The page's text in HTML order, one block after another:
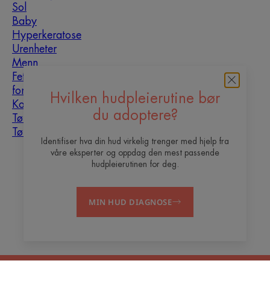
Hvilken hudpleierutine bør
du adoptere?
Identifiser hva din hud virkelig trenger med hjelp fra
våre eksperter og oppdag den mest passende
hudpleierutinen for deg.
MIN HUD DIAGNOSE
Sol
Baby
Hyperkeratose
Urenheter
Menn
Fet hud som er utsatt
for urenheter
Kombinasjonshud
Tørr hud
Tørrhet og dehydrering
Om oss
Vil du bli vår content
creator?
Ofte stilte